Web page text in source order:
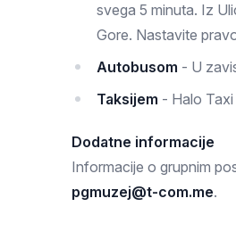
svega 5 minuta. Iz
Gore. Nastavite
Autobusom - U
Taksijem - Halo
Dodatne informacije
Informacije o grupnim
pgmuzej@t-com.me.